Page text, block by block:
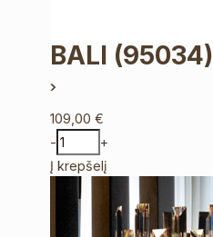
BALI (95034)
109,00€
-
+
Į krepšelį